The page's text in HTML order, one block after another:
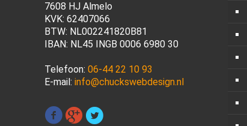
7608 HJ Almelo
KVK: 62407066
BTW: NL002241820B81
IBAN: NL45 INGB 0006 6980 30
Telefoon: 06-44 22 10 93
E-mail: info@chuckswebdesign.nl